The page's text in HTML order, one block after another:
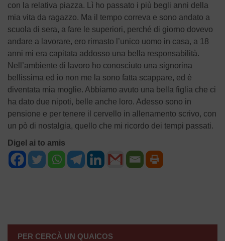
con la relativa piazza. Lì ho passato i più begli anni della
mia vita da ragazzo. Ma il tempo correva e sono andato a
scuola di sera, a fare le superiori, perché di giorno dovevo
andare a lavorare, ero rimasto l’unico uomo in casa, a 18
anni mi era capitata addosso una bella responsabilità.
Nell’ambiente di lavoro ho conosciuto una signorina
bellissima ed io non me la sono fatta scappare, ed è
diventata mia moglie. Abbiamo avuto una bella figlia che ci
ha dato due nipoti, belle anche loro. Adesso sono in
pensione e per tenere il cervello in allenamento scrivo, con
un pò di nostalgia, quello che mi ricordo dei tempi passati.
Digel ai to amis
PER CERCÀ UN QUAICOS